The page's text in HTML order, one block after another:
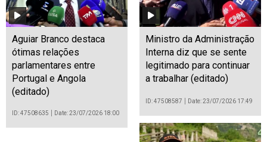
Aguiar Branco destaca
ótimas relações
parlamentares entre
Portugal e Angola
(editado)
ID: 47508635 Date: 23/07/2026 18:00
Ministro da Administração
Interna diz que se sente
legitimado para continuar
a trabalhar (editado)
ID: 47508587 Date: 23/07/2026 17:49